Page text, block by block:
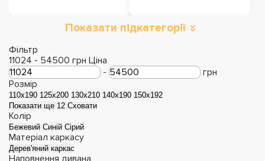
Розкладні дивани Дивани з Акції
Показати підкатегорії
Фільтр
11024 - 54500 грн Ціна
-
грн
Розмір
110х190 125х200 130х210 140x190 150х192
Показати ще 12 Сховати
Колір
Бежевий Синій Сірий
Матеріал каркасу
Дерев'яний каркас
Наповнення дивана